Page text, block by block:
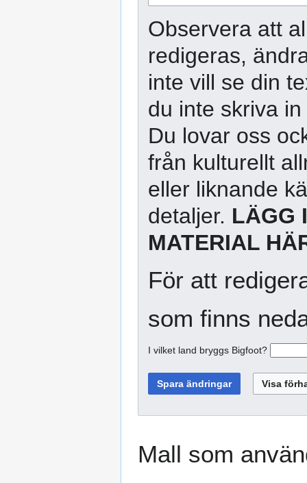
Observera att
redigeras,
inte vill se din
du inte skriva
Du lovar oss
från kulturellt
eller liknande
detaljer. LÄGG
MATERIAL
För att
som finns
I vilket land bryggs Bigfoot?
Mall som